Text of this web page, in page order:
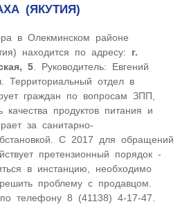
(ЯКУТИЯ)
в Олекминском районе
находится по адресу: г.
5 . Руководитель: Евгений
Территориальный отдел в
граждан по вопросам ЗПП,
качества продуктов питания и
за санитарно-
С 2017 для обращений
претензионный порядок -
в инстанцию, необходимо
проблему с продавцом.
телефону 8 (41138) 4-17-47.